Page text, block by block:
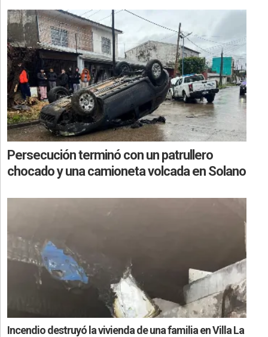
Persecución terminó con un patrullero
chocado y una camioneta volcada en Solano
Incendio destruyó la vivienda de una familia en Villa La